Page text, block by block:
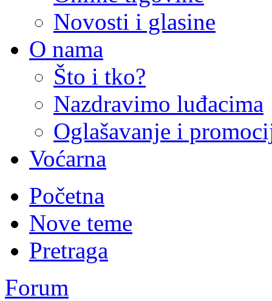
Novosti i glasine
O nama
Što i tko?
Nazdravimo luđacima
Oglašavanje i
Voćarna
Početna
Nove teme
Pretraga
Forum